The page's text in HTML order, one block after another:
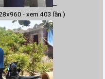
--
- xem 403 lần.)